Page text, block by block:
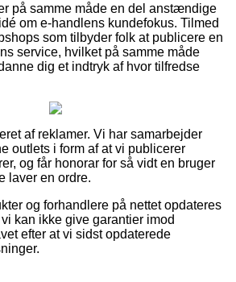
på samme måde en del anstændige
om e-handlens kundefokus. Tilmed
som tilbyder folk at publicere en
service, hvilket på samme måde
dig et indtryk af hvor tilfredse
af reklamer. Vi har samarbejder
outlets i form af at vi publicerer
og får honorar for så vidt en bruger
laver en ordre.
og forhandlere på nettet opdateres
kan ikke give garantier imod
efter at vi sidst opdaterede